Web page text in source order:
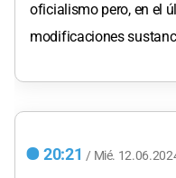
oficialismo pero, en el
modificaciones
20:21 / Mié.